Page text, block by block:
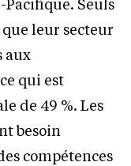
leur secteur
aux
qui est
de 49 %. Les
besoin
compétences